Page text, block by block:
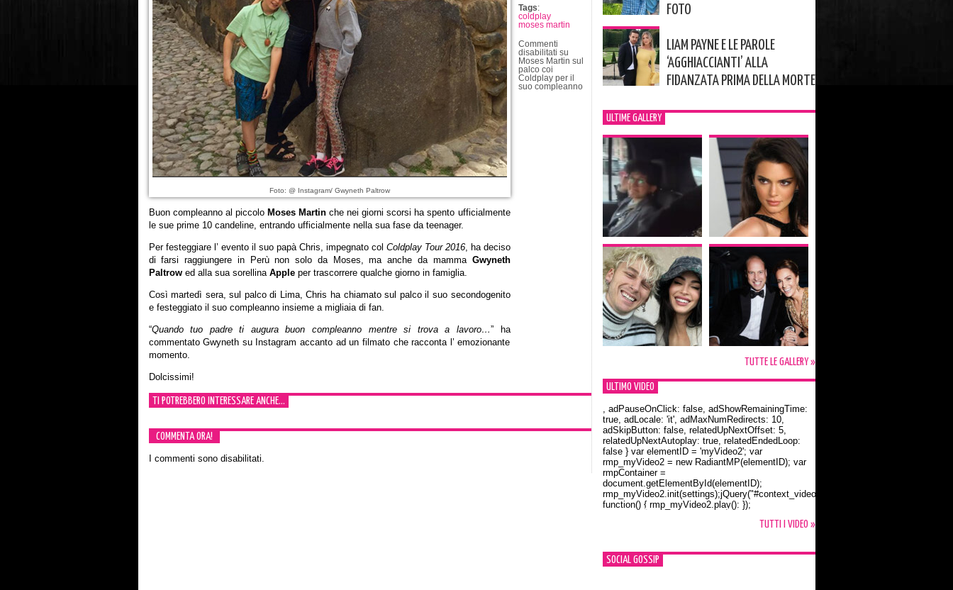
Foto: @ Instagram/ Gwyneth Paltrow
Buon compleanno al piccolo Moses Martinche nei giorni scorsi ha spento ufficialmente
le sue prime 10 candeline, entrando ufficialmente nella sua fase da teenager.
Per festeggiare l’ evento il suo papà Chris, impegnato col Coldplay Tour 2016, ha deciso
di farsi raggiungere in Perù non solo da Moses, ma anche da mammaGwyneth
Paltrowed alla sua sorellina Appleper trascorrere qualche giorno in famiglia.
Così martedì sera, sul palco di Lima, Chris ha chiamato sul palco il suo secondogenito
e festeggiato il suo compleanno insieme a migliaia di fan.
“Quando tuo padre ti augura buon compleanno mentre si trova a lavoro…” ha
commentato Gwyneth su Instagram accanto ad un filmato che racconta l’ emozionante
momento.
Dolcissimi!
Tags:
coldplay
moses martin
Commenti
disabilitati su
Moses Martin sul
palco coi
Coldplay per il
suo compleanno
TI POTREBBERO INTERESSARE ANCHE...
COMMENTA ORA!
I commenti sono disabilitati.
FOTO
LIAM PAYNE E LE PAROLE
‘AGGHIACCIANTI’ ALLA
FIDANZATA PRIMA DELLA MORTE
ULTIME GALLERY
TUTTE LE GALLERY »
ULTIMO VIDEO
Orlando Bloom e la t-shirt dedicata a Flynn
, adPauseOnClick: false, adShowRemainingTime:
true, adLocale: 'it', adMaxNumRedirects: 10,
adSkipButton: false, relatedUpNextOffset: 5,
relatedUpNextAutoplay: true, relatedEndedLoop:
false } var elementID = 'myVideo2'; var
rmp_myVideo2 = new RadiantMP(elementID); var
rmpContainer =
document.getElementById(elementID);
rmp_myVideo2.init(settings);jQuery("#context_video2").one("mouseover",
function() { rmp_myVideo2.play(); });
TUTTI I VIDEO »
SOCIAL GOSSIP